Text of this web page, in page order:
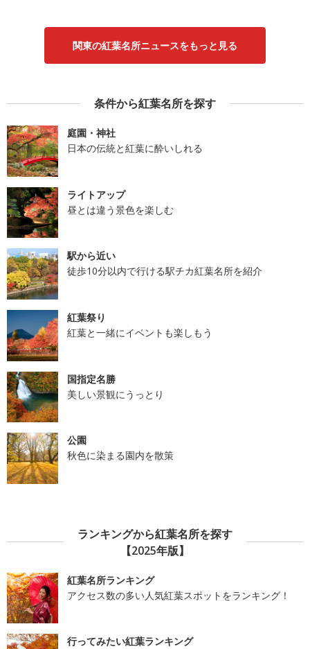
関東の紅葉名所ニュースをもっと見る
条件から紅葉名所を探す
庭園・神社
日本の伝統と紅葉に酔いしれる
ライトアップ
昼とは違う景色を楽しむ
駅から近い
徒歩10分以内で行ける駅チカ紅葉名所を紹介
紅葉祭り
紅葉と一緒にイベントも楽しもう
国指定名勝
美しい景観にうっとり
公園
秋色に染まる園内を散策
ランキングから紅葉名所を探す
【2025年版】
紅葉名所ランキング
アクセス数の多い人気紅葉スポットをランキング！
行ってみたい紅葉ランキング